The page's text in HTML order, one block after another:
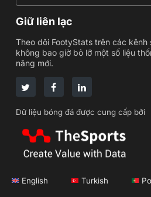
Giữ liên lạc
Theo dõi FootyStats trên các kênh
không bao giờ bỏ lỡ một số liệu
năng mới.
Dữ liệu bóng đá được cung cấp bởi
English Turkish